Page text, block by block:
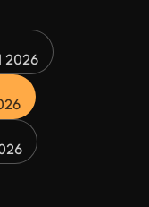
2026